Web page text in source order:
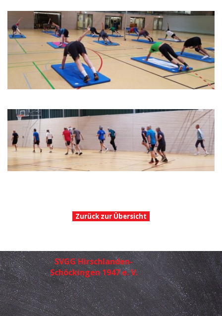
Zurück zur Übersicht
SVGG Hirschlanden-
Schöckingen 1947 e. V.